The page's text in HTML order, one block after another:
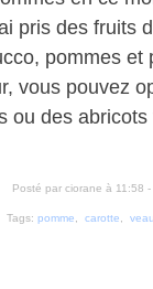
pris des fruits
pommes et
vous pouvez
ou des
Posté par ciorane à 11:58 -
Tags: pomme carotte veau